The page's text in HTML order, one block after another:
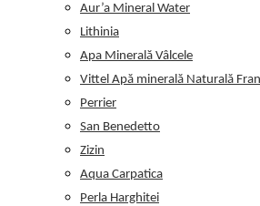
Aur’a Mineral Water
Lithinia
Apa Minerală Vâlcele
Vittel Apă minerală Naturală
Perrier
San Benedetto
Zizin
Aqua Carpatica
Perla Harghitei